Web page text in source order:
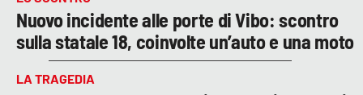
Nuovo incidente alle porte di Vibo: scontro
sulla statale 18, coinvolte un’auto e una moto
LA TRAGEDIA